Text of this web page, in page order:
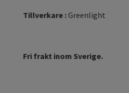
Tillverkare :Greenlight
Fri frakt inom Sverige.